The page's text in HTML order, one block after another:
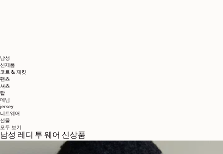
남성
신제품
코트 & 재킷
팬츠
셔츠
탑
데님
jersey
니트웨어
선물
모두 보기
남성 레디 투 웨어 신상품